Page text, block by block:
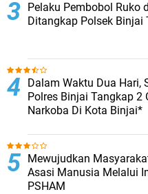
Pelaku Pembobol Ruko
Ditangkap Polsek Binjai
Dalam Waktu Dua Hari,
Polres Binjai Tangkap 2
Narkoba Di Kota Binjai*
Mewujudkan
Asasi Manusia Melalui
PSHAM